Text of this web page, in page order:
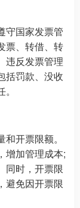
守国家发票管
票、转借、转
违反发票管理
括罚款、没收
开票限额。
增加管理成本;
同时，开票限
避免因开票限